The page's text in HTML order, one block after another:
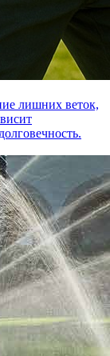
лишних веток,